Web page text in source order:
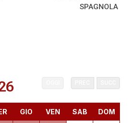
SPAGNOLA
GIO VEN SAB
DOM